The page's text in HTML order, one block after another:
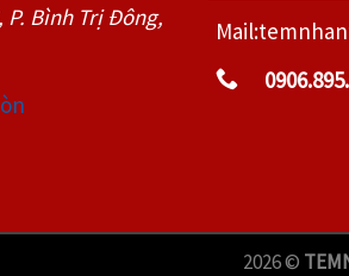
Bình Trị Đông,
2026 ©